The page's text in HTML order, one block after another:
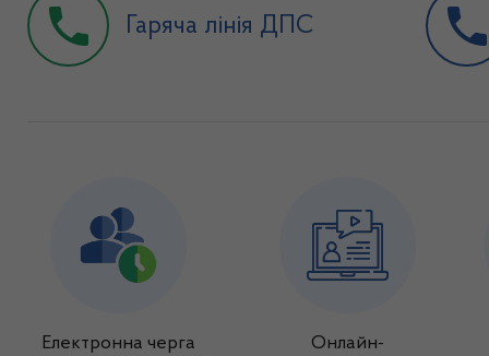
Гаряча лінія ДПС
Електронна черга
Онлайн-